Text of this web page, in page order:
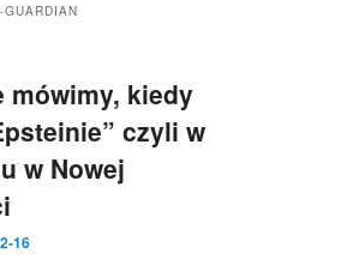
GUARDIAN
mówimy, kiedy
czyli w
w Nowej
16